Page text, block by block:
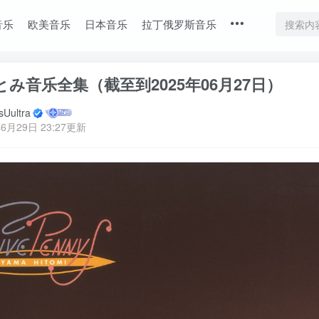
乐 欧美音乐 日本音乐 拉丁俄罗斯音乐
み音乐全集（截至到2025年06月27日）
月29日 23:27更新